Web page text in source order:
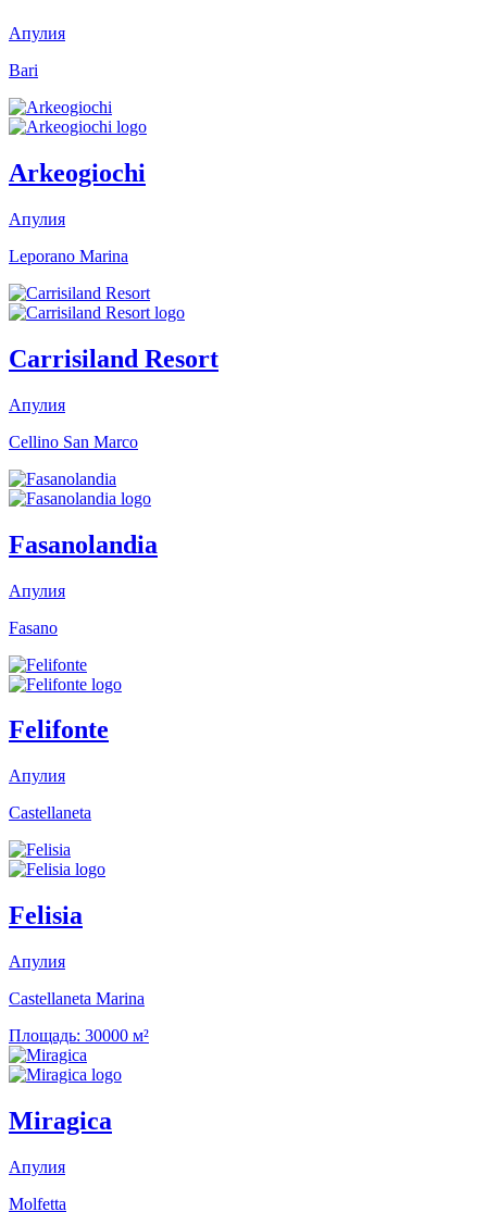
Апулия
Bari
Arkeogiochi
Апулия
Leporano Marina
Carrisiland Resort
Апулия
Cellino San Marco
Fasanolandia
Апулия
Fasano
Felifonte
Апулия
Castellaneta
Felisia
Апулия
Castellaneta Marina
Площадь: 30000 м²
Miragica
Апулия
Molfetta